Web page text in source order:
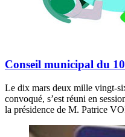
Conseil municipal du
Le dix mars deux mille vingt-
convoqué, s’est réuni en
la présidence de M. Patrice